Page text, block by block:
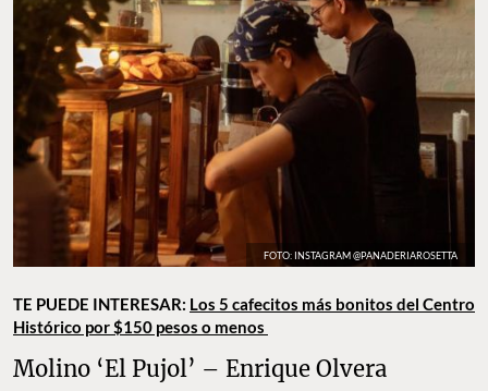
FOTO: INSTAGRAM @PANADERIAROSETTA
TE PUEDE INTERESAR: Los 5 cafecitos más bonitos del Centro
Histórico por $150 pesos o menos
Molino ‘El Pujol’ – Enrique Olvera